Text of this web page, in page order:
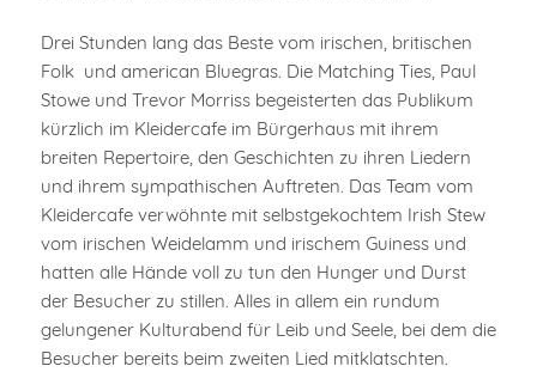
Drei Stunden lang das Beste vom irischen, britischen
Folk und american Bluegras. Die Matching Ties, Paul
Stowe und Trevor Morriss begeisterten das Publikum
kürzlich im Kleidercafe im Bürgerhaus mit ihrem
breiten Repertoire, den Geschichten zu ihren Liedern
und ihrem sympathischen Auftreten. Das Team vom
Kleidercafe verwöhnte mit selbstgekochtem Irish Stew
vom irischen Weidelamm und irischem Guiness und
hatten alle Hände voll zu tun den Hunger und Durst
der Besucher zu stillen. Alles in allem ein rundum
gelungener Kulturabend für Leib und Seele, bei dem die
Besucher bereits beim zweiten Lied mitklatschten.